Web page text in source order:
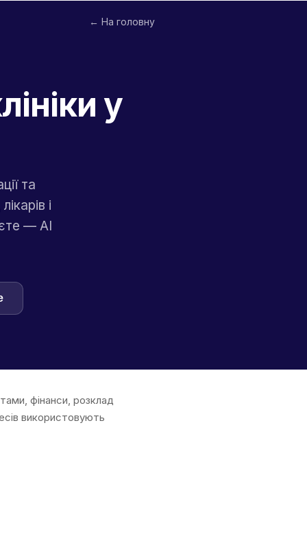
← На головну
у
та
і
— AI
фінанси, розклад
використовують